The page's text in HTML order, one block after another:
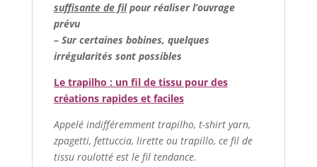
suffisante de filpour réaliser l’ouvrage
prévu
– Sur certaines bobines, quelques
irrégularités sont possibles
Le trapilho : un fil de tissu pour des
créations rapides et faciles
Appelé indifféremment trapilho, t-shirt yarn,
zpagetti, fettuccia, lirette ou trapillo, ce fil de
tissu roulotté est le fil tendance.